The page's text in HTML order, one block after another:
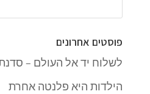
פוסטים אחרונים
לשלוח יד אל העולם –
הילדות היא פלנטה אחרת